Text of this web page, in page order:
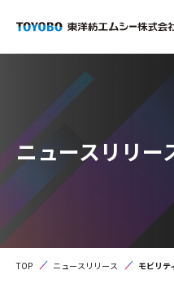
ニュースリリー
TOP ニュースリリース モビリテ